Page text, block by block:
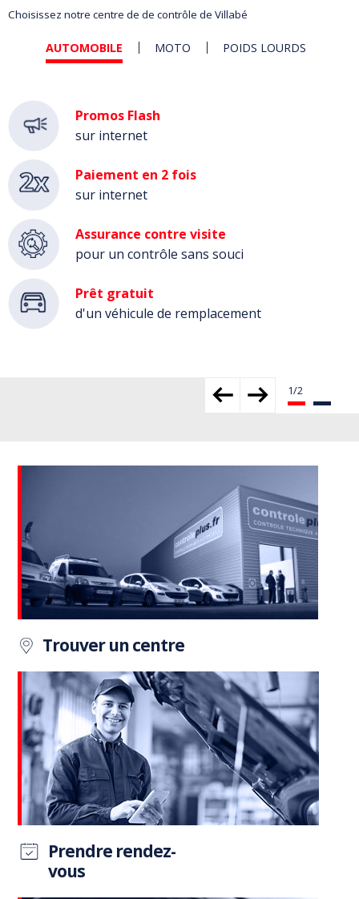
Choisissez notre centre de de contrôle de Villabé
AUTOMOBILE MOTO POIDS LOURDS
Automobile
Promos Flash
sur internet
Paiement en 2 fois
sur internet
Assurance contre visite
pour un contrôle sans souci
Prêt gratuit
d'un véhicule de remplacement
Trouver un centre
Prendre rendez-
vous